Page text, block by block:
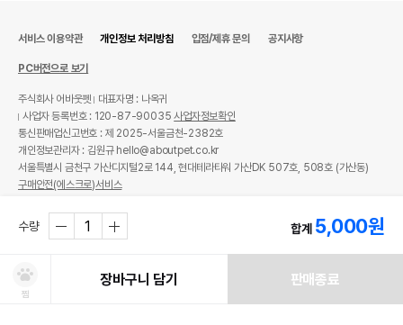
또는 소비자상담 관련
유통기한
유통기한이 최소 2026.12.04이거나 그
이후인 상품이 출고됩니다.
단, 상품명에 유통기한 명시된 경우, 해당
유통기한을 따릅니다.
수량 합계 5,000원
찜
장바구니 담기 판매종료
서비스 이용약관 개인정보 처리방침 입점/제휴 문의 공지사항
PC버전으로 보기
주식회사 어바웃펫
대표자명 : 나옥귀
사업자 등록번호 : 120-87-90035사업자정보확인
통신판매업신고번호 : 제 2025-서울금천-2382호
개인정보관리자 : 김원규 hello@aboutpet.co.kr
서울특별시 금천구 가산디지털2로 144, 현대테라타워 가산DK 507호, 508호 (가산동)
구매안전(에스크로)서비스